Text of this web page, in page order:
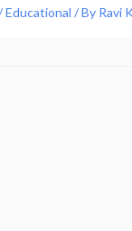
Educational / By Ravi